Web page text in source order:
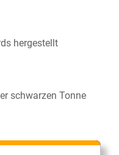
hergestellt
schwarzen Tonne